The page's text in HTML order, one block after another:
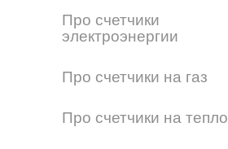
Про счетчики
электроэнергии
Про счетчики на газ
Про счетчики на тепло